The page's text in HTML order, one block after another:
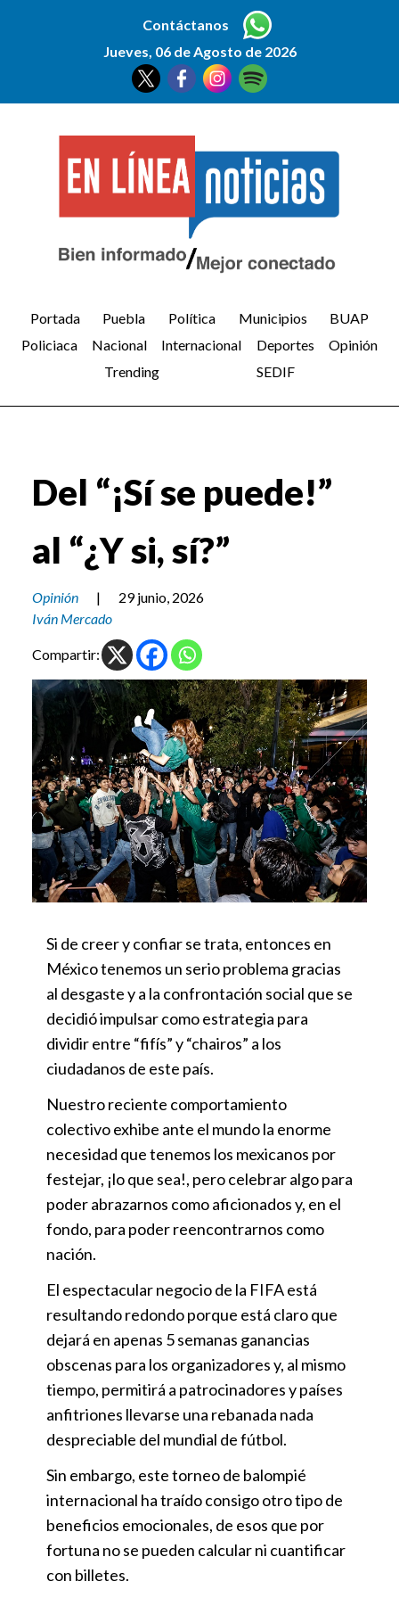
Contáctanos
Jueves, 06 de Agosto de 2026
Portada Puebla Política Municipios
BUAP
Policiaca
Nacional Internacional Deportes
Opinión
Trending
SEDIF
Del “¡Sí se puede!”
al “¿Y si, sí?”
Opinión |
29 junio, 2026
Iván Mercado
Compartir:
Si de creer y confiar se trata, entonces en
México tenemos un serio problema gracias
al desgaste y a la confrontación social que se
decidió impulsar como estrategia para
dividir entre “fifís” y “chairos” a los
ciudadanos de este país.
Nuestro reciente comportamiento
colectivo exhibe ante el mundo la enorme
necesidad que tenemos los mexicanos por
festejar, ¡lo que sea!, pero celebrar algo para
poder abrazarnos como aficionados y, en el
fondo, para poder reencontrarnos como
nación.
El espectacular negocio de la FIFA está
resultando redondo porque está claro que
dejará en apenas 5 semanas ganancias
obscenas para los organizadores y, al mismo
tiempo, permitirá a patrocinadores y países
anfitriones llevarse una rebanada nada
despreciable del mundial de fútbol.
Sin embargo, este torneo de balompié
internacional ha traído consigo otro tipo de
beneficios emocionales, de esos que por
fortuna no se pueden calcular ni cuantificar
con billetes.